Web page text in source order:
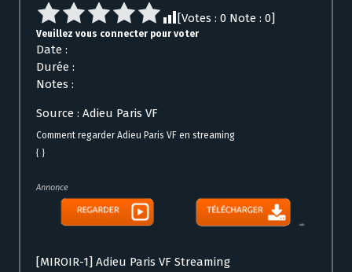
[Votes : 0 Note : 0]
Veuillez vous connecter pour voter
Date :
Durée :
Notes :
Source : Adieu Paris VF
Comment regarder Adieu Paris VF en streaming
{ }
Annonce
[MIROIR-1] Adieu Paris VF Streaming